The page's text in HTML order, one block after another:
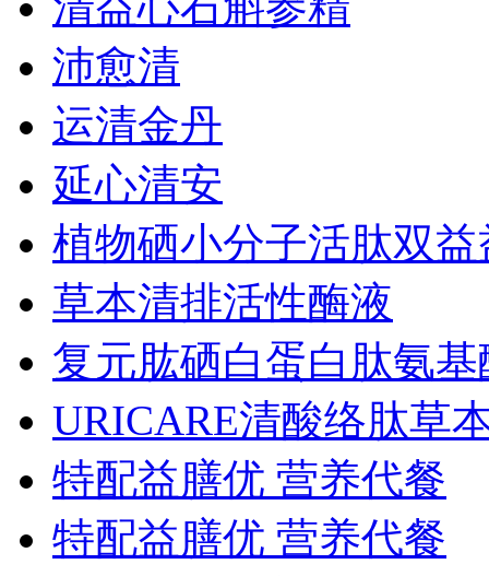
沛愈清
运清金丹
延心清安
植物硒小分子活肽双
草本清排活性酶液
复元肱硒白蛋白肽氨
URICARE清酸络肽草
特配益膳优 营养代餐
特配益膳优 营养代餐